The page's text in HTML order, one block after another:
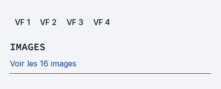
VF 1 VF 2 VF 3 VF 4
IMAGES
Voir les 16 images